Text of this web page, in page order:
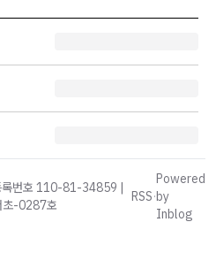
록번호 110-81-34859 |
초-0287호
RSS·
Powered
by
Inblog